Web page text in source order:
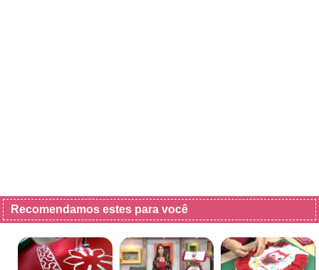
Recomendamos estes para você